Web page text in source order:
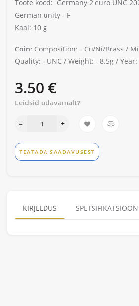
Toote kood: Germany 2 euro UNC
German unity - F
Kaal: 10 g
Coin: Composition: - Cu/Ni/Brass /
Quality: - UNC / Weight: - 8.5g / Year:
3.50 €
Leidsid odavamalt?
TEATADA SAADAVUSEST
KIRJELDUS SPETSIFIKATSIOON